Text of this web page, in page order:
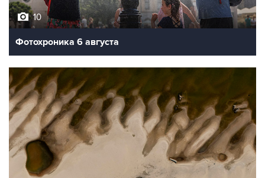
10
Фотохроника 6 августа